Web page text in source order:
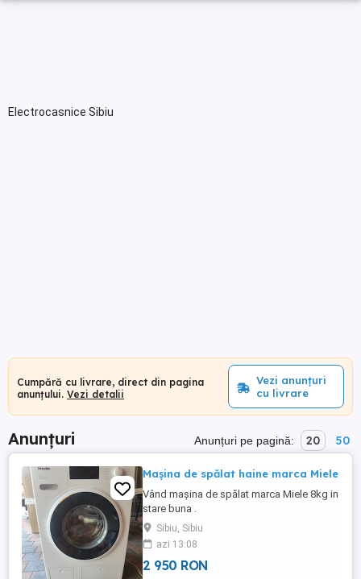
Electrocasnice Sibiu
Cumpără cu livrare, direct din pagina
anunțului. Vezi detalii
Vezi anunțuri
cu livrare
Anunțuri Anunțuri pe pagină: 20 50
Mașina de spălat haine marca Miele
Vând mașina de spălat marca Miele 8kg in
stare buna .
Sibiu, Sibiu
azi 13:08
2 950 RON